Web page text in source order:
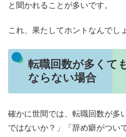
と聞かれることが多いです。
これ、果たしてホントなんでし
転職回数が多くて
ならない場合
確かに世間では、転職回数が多
ではないか？」「辞め癖がつい